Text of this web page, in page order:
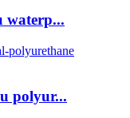
waterp...
polyur...